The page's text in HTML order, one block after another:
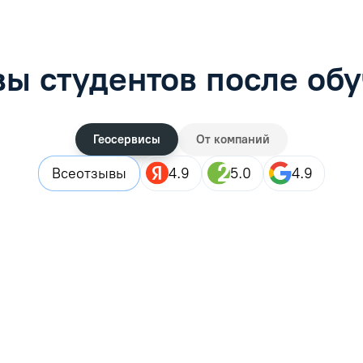
студентов после
Геосервисы От компаний
Всеотзывы 4.9 5.0 4.9